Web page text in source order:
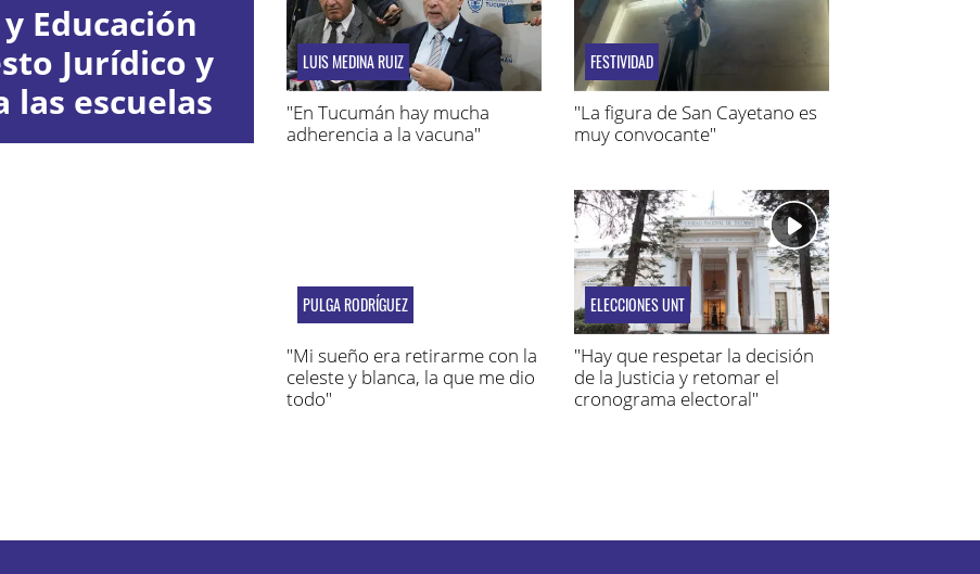
Educación
Jurídico y
las escuelas
LUIS MEDINA RUIZ
"En Tucumán hay mucha
adherencia a la vacuna"
FESTIVIDAD
"La figura de San Cayetano es
muy convocante"
PULGA RODRÍGUEZ
"Mi sueño era retirarme con la
celeste y blanca, la que me dio
todo"
ELECCIONES UNT
"Hay que respetar la decisión
de la Justicia y retomar el
cronograma electoral"